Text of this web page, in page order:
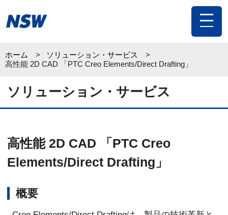
toggle
ホーム
ソリューション・サービス
高性能 2D CAD 「PTC Creo Elements/Direct Drafting」
ソリューション・サービス
高性能 2D CAD 「PTC Creo
Elements/Direct Drafting」
概要